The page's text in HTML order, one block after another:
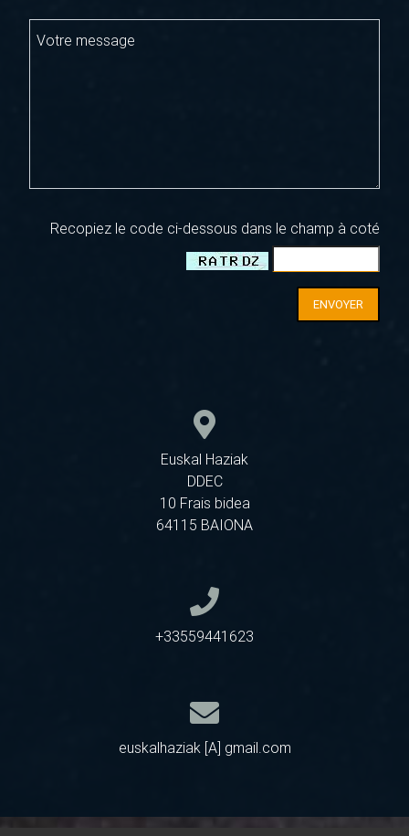
Votre message
Recopiez le code ci-dessous dans le champ à coté
ENVOYER
Euskal Haziak
DDEC
10 Frais bidea
64115 BAIONA
+33559441623
euskalhaziak [A] gmail.com